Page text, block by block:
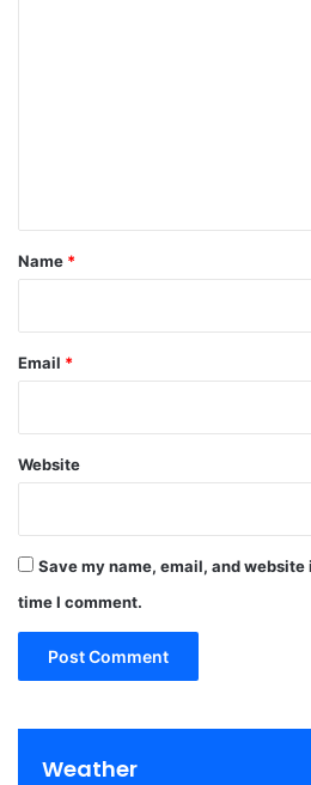
*
Name *
Email *
Website
Save my name, email, and
time I comment.
Weather